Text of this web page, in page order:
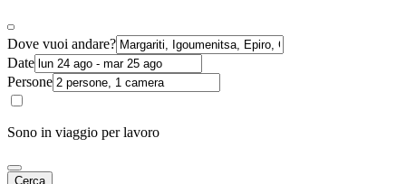
Dove vuoi andare?
Date
Persone
Sono in viaggio per lavoro
Cerca